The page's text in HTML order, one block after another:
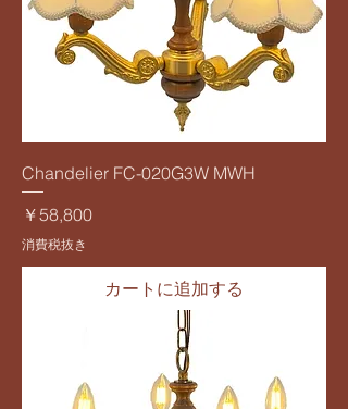
Chandelier FC-020G3W MWH
価格
￥58,800
消費税抜き
カートに追加する